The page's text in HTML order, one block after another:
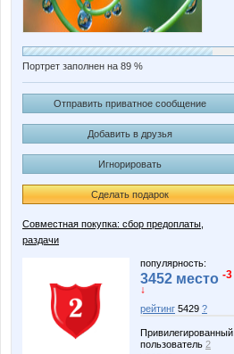
Портрет заполнен на 89 %
Отправить приватное сообщение
Добавить в друзья
Игнорировать
Сделать подарок
Совместная покупка: сбор предоплаты,
раздачи
популярность:
3452 место -3
↓
рейтинг 5429 ?
Привилегированный
пользователь 2